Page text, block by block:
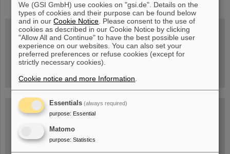
Mittwoch, 19.08.2026, 14 Uhr
Warum existiert nicht einfach nichts?
Hannah Elfner,
GSI/FAIR/Goethe-Universität
SCIENCE POP-UP
geöffnet Di – Fr,
Innenstadt Darmstadt
We (GSI GmbH) use cookies on "gsi.de". Details on the
types of cookies and their purpose can be found below
and in ourCookie Notice . Please consent to the use of
cookies as described in our Cookie Notice by clicking
"Allow All and Continue" to have the best possible user
experience on our websites. You can also set your
preferred preferences or refuse cookies (except for
strictly necessary cookies).
Cookie notice and more Information
Essentials (always required)
purpose: Essential
Matomo
purpose: Statistics